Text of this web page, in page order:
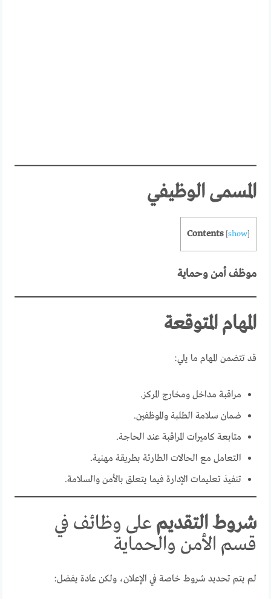
المسمى الوظيفي
Contents [show]
موظف أمن وحماية
المهام المتوقعة
قد تتضمن المهام ما يلي:
مراقبة مداخل ومخارج المركز.
ضمان سلامة الطلبة والموظفين.
متابعة كاميرات المراقبة عند الحاجة.
التعامل مع الحالات الطارئة بطريقة مهنية.
تنفيذ تعليمات الإدارة فيما يتعلق بالأمن والسلامة.
شروط التقديمعلى وظائف في
قسم الأمن والحماية
لم يتم تحديد شروط خاصة في الإعلان، ولكن عادة يفضل: